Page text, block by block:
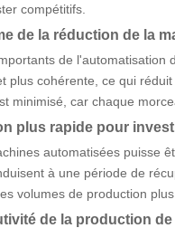
compétitifs.
de la réduction de la
de
plus cohérente, ce qui
minimisé, car chaque
plus rapide pour
automatisées puisse
à une période de
volumes de production
de la production